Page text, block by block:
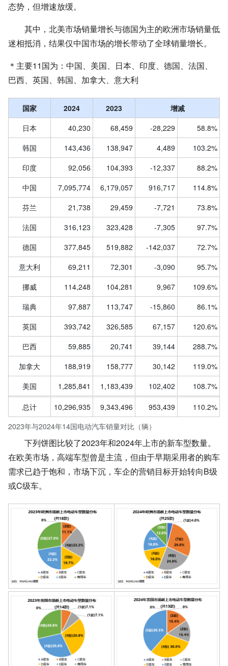
态势，但增速放缓。
其中，北美市场销量增长与德国为主的欧洲市场销量低
迷相抵消，结果仅中国市场的增长带动了全球销量增长。
＊主要11国为：中国、美国、日本、印度、德国、法国、
巴西、英国、韩国、加拿大、意大利
2023年与2024年14国电动汽车销量对比（辆）
国家 2024 2023
增减
日本
40,230 68,459 -28,229
58.8%
韩国
143,436 138,947 4,489
103.2%
印度
92,056 104,393 -12,337
88.2%
中国
7,095,774 6,179,057 916,717
114.8%
芬兰
21,738 29,459 -7,721
73.8%
法国
316,123 323,428 -7,305
97.7%
德国
377,845 519,882 -142,037
72.7%
意大利
69,211 72,301 -3,090
95.7%
挪威
114,248 104,281 9,967
109.6%
瑞典
97,887 113,747 -15,860
86.1%
英国
393,742 326,585 67,157
120.6%
巴西
59,885 20,741 39,144
288.7%
加拿大
188,919 158,777 30,142
119.0%
美国
1,285,841 1,183,439 102,402 108.7%
总计 10,296,935 9,343,496 953,439 110.2%
下列饼图比较了2023年和2024年上市的新车型数量。
在欧美市场，高端车型曾是主流，但由于早期采用者的购车
需求已趋于饱和，市场下沉，车企的营销目标开始转向B级
或C级车。